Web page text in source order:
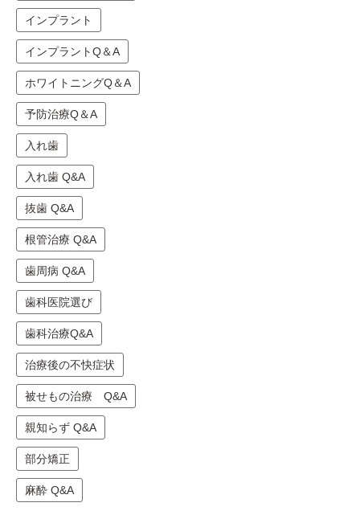
インプラント
インプラントQ＆A
ホワイトニングQ＆A
予防治療Q＆A
入れ歯
入れ歯 Q&A
抜歯 Q&A
根管治療 Q&A
歯周病 Q&A
歯科医院選び
歯科治療Q&A
治療後の不快症状
被せもの治療 Q&A
親知らず Q&A
部分矯正
麻酔 Q&A